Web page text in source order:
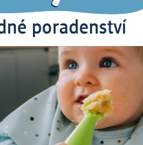
poradenství